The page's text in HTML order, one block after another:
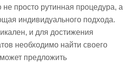
просто рутинная процедура, а
индивидуального подхода.
и для достижения
необходимо найти своего
предложить